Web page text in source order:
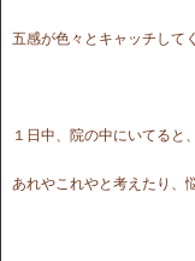
五感が色々とキャッチして
１日中、院の中にいてると
あれやこれやと考えたり、